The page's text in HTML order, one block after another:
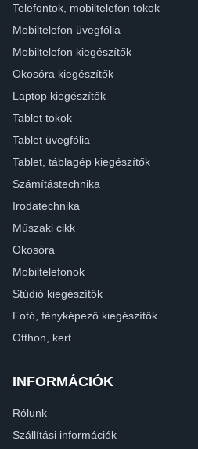
Telefontok, mobiltelefon tokok
Mobiltelefon üvegfólia
Mobiltelefon kiegészítők
Okosóra kiegészítők
Laptop kiegészítők
Tablet tokok
Tablet üvegfólia
Tablet, táblagép kiegészítők
Számítástechnika
Irodatechnika
Műszaki cikk
Okosóra
Mobiltelefonok
Stúdió kiegészítők
Fotó, fényképező kiegészítők
Otthon, kert
INFORMÁCIÓK
Rólunk
Szállítási információk